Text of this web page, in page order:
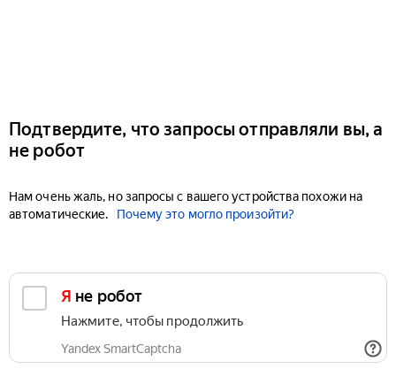
Подтвердите, что запросы отправляли вы, а
не робот
Нам очень жаль, но запросы с вашего устройства похожи на
автоматические.
Почему это могло произойти?
Я не робот
Нажмите, чтобы продолжить
Yandex SmartCaptcha